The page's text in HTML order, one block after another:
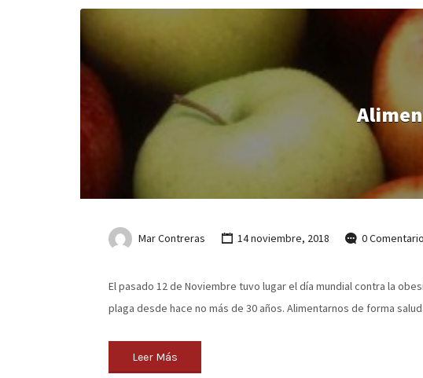
Mar Contreras 14 noviembre, 2018 0
El pasado 12 de Noviembre tuvo lugar el día mundial contra la
plaga desde hace no más de 30 años. Alimentarnos de forma
Leer Más